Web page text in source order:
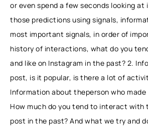
or even spend a few seconds looking at
those predictions using signals,
most important signals, in order of
history of interactions, what do you
and like on Instagram in the past? 2.
post, is it popular, is there a lot of
Information about theperson who
How much do you tend to interact
post in the past? And what we try and